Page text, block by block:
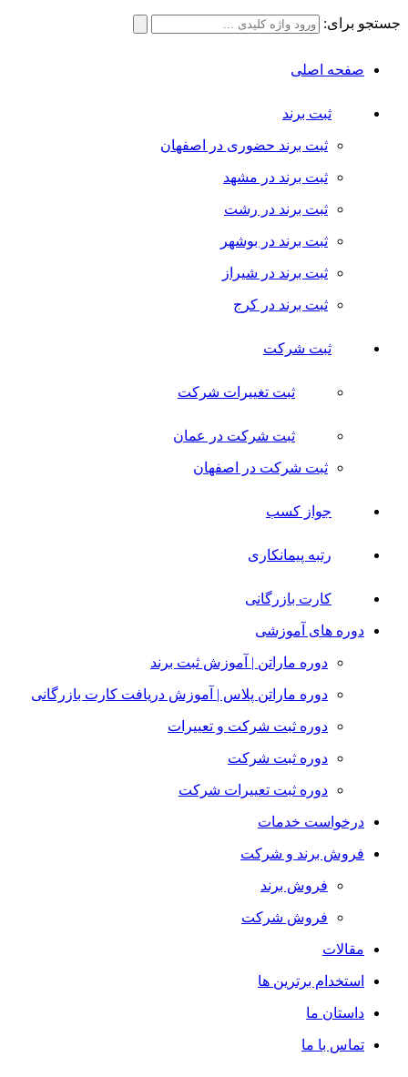
جستجو برای:
صفحه اصلی
ثبت برند
ثبت برند حضوری در اصفهان
ثبت برند در مشهد
ثبت برند در رشت
ثبت برند در بوشهر
ثبت برند در شیراز
ثبت برند در کرج
ثبت شرکت
ثبت تغییرات شرکت
ثبت شرکت در عمان
ثبت شرکت در اصفهان
جواز کسب
رتبه پیمانکاری
کارت بازرگانی
دوره های آموزشی
دوره ماراتن | آموزش ثبت برند
دوره ماراتن پلاس | آموزش دریافت کارت بازرگانی
دوره ثبت شرکت و تعییرات
دوره ثبت شرکت
دوره ثبت تعییرات شرکت
درخواست خدمات
فروش برند و شرکت
فروش برند
فروش شرکت
مقالات
استخدام برترین ها
داستان ما
تماس با ما